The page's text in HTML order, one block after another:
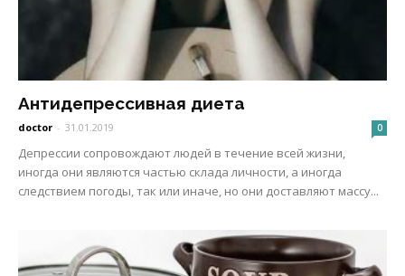
Антидепрессивная диета
doctor - 31.01.2019 0
Депрессии сопровождают людей в течение всей жизни,
иногда они являются частью склада личности, а иногда
следствием погоды, так или иначе, но они доставляют массу...